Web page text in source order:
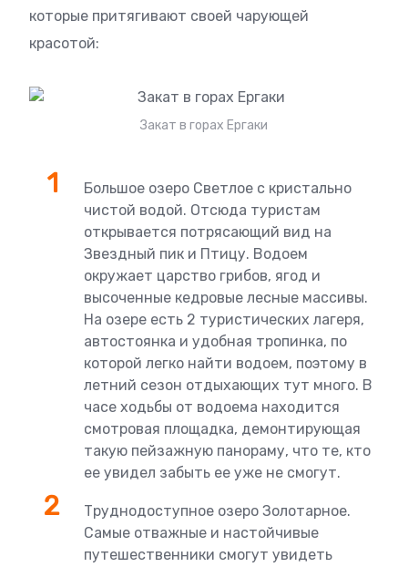
которые притягивают своей чарующей
красотой:
Закат в горах Ергаки
Большое озеро Светлое с кристально
чистой водой. Отсюда туристам
открывается потрясающий вид на
Звездный пик и Птицу. Водоем
окружает царство грибов, ягод и
высоченные кедровые лесные массивы.
На озере есть 2 туристических лагеря,
автостоянка и удобная тропинка, по
которой легко найти водоем, поэтому в
летний сезон отдыхающих тут много. В
часе ходьбы от водоема находится
смотровая площадка, демонтирующая
такую пейзажную панораму, что те, кто
ее увидел забыть ее уже не смогут.
Труднодоступное озеро Золотарное.
Самые отважные и настойчивые
путешественники смогут увидеть